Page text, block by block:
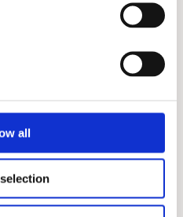
all
vjenčanja, svaki je
bi svaki trenutak učinio